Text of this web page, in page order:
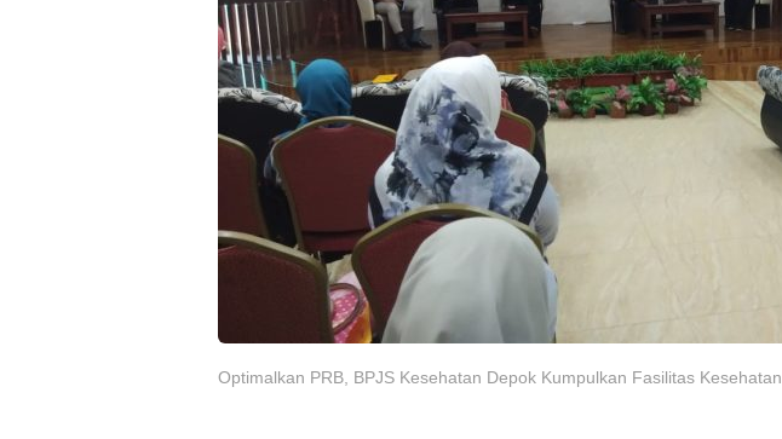
Optimalkan PRB, BPJS Kesehatan Depok Kumpulkan Fasilitas Kesehatan